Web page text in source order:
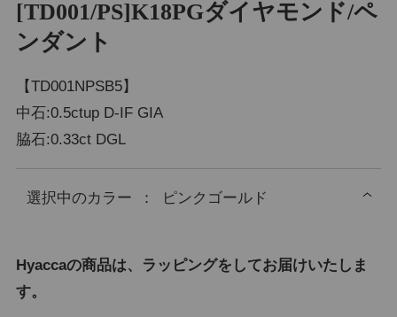
[TD001/PS]K18PGダイヤモンド/ペ
ンダント
【TD001NPSB5】
中石:0.5ctup D-IF GIA
脇石:0.33ct DGL
選択中のカラー ： ピンクゴールド
Hyaccaの商品は、ラッピングをしてお届けいたしま
す。